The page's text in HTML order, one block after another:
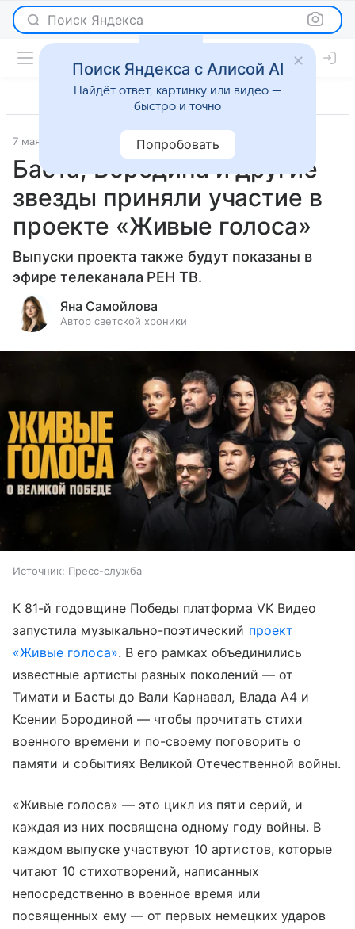
Поиск Яндекса
7 мая 2026 Светская жизнь
Баста, Бородина и другие
звезды приняли участие в
проекте «Живые голоса»
Выпуски проекта также будут показаны в
эфире телеканала РЕН ТВ.
Яна Самойлова
Автор светской хроники
Источник: Пресс-служба
К 81-й годовщине Победы платформа VK Видео
запустила музыкально-поэтический проект
«Живые голоса». В его рамках объединились
известные артисты разных поколений — от
Тимати и Басты до Вали Карнавал, Влада А4 и
Ксении Бородиной — чтобы прочитать стихи
военного времени и по-своему поговорить о
памяти и событиях Великой Отечественной войны.
«Живые голоса» — это цикл из пяти серий, и
каждая из них посвящена одному году войны. В
каждом выпуске участвуют 10 артистов, которые
читают 10 стихотворений, написанных
непосредственно в военное время или
посвященных ему –– от первых немецких ударов
Поиск Яндекса с Алисой AI
Найдёт ответ, картинку или видео —
быстро и точно
Попробовать